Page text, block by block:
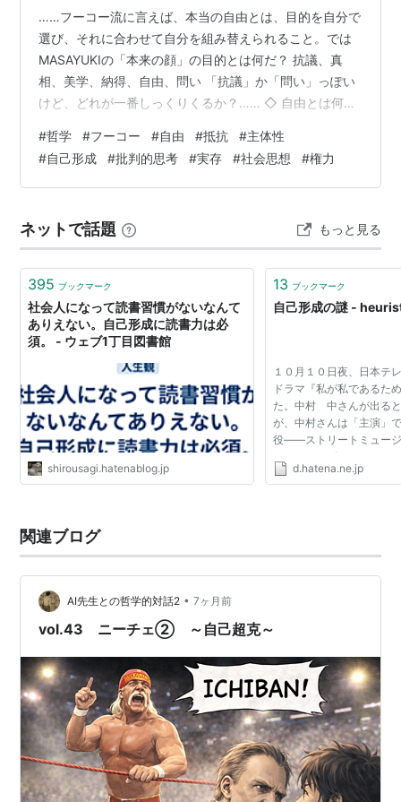
……フーコー流に言えば、本当の自由とは、目的を自分で
選び、それに合わせて自分を組み替えられること。では
MASAYUKIの「本来の顔」の目的とは何だ？ 抗議、真
相、美学、納得、自由、問い 「抗議」か「問い」っぽい
けど、どれが一番しっくりくるか？…… ◇ 自由とは何だ
学かな。そのために抗議するし真相を探る。うん、その
目的に向かうことが自由。 先生）いいね。いまの一段、
フーコーにそのままぶつけても耐える。 「自由」を甘い
整理するとこうだね。 目的：納得と美学 手段：抗議、真
相探し（黒幕） そして結…
#哲学 #フーコー #自由 #抵抗 #主体性
#自己形成 #批判的思考 #実存 #社会思想 #権力
ネットで話題 もっと見る
395 ブックマーク
社会人になって読書習慣がないなんて
ありえない。自己形成に読書力は必
須。 - ウェブ1丁目図書館
shirousagi.hatenablog.jp
13 ブックマーク
自己形成の謎 -
１０月１０日夜、日本テ
ドラマ『私が私であるた
た。中村 中さんが出る
が、中村さんは「主演」
役――ストリートミュー
メジャーデビューする
た役どころだった。主役
d.hatena.ne.jp
関連ブログ
AI先生との哲学的対話2 • 7ヶ月前
vol.43 ニーチェ② ～自己超克～